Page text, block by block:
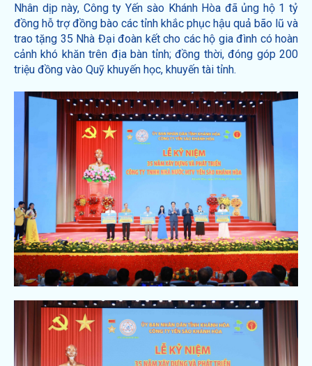
Nhân dịp này, Công ty Yến sào Khánh Hòa đã ủng hộ 1 tỷ
đồng hỗ trợ đồng bào các tỉnh khắc phục hậu quả bão lũ và
trao tặng 35 Nhà Đại đoàn kết cho các hộ gia đình có hoàn
cảnh khó khăn trên địa bàn tỉnh; đồng thời, đóng góp 200
triệu đồng vào Quỹ khuyến học, khuyến tài tỉnh.